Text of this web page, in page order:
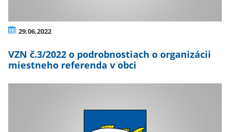
29.06.2022
VZN č.3/2022 o podrobnostiach o organizácii
miestneho referenda v obci